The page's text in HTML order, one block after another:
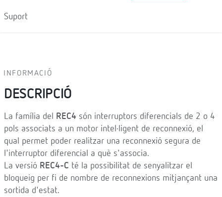
Suport
INFORMACIÓ
DESCRIPCIÓ
La família del REC4 són interruptors diferencials de 2 o 4
pols associats a un motor intel·ligent de reconnexió, el
qual permet poder realitzar una reconnexió segura de
l'interruptor diferencial a què s'associa.
La versió REC4-C té la possibilitat de senyalitzar el
bloqueig per fi de nombre de reconnexions mitjançant una
sortida d'estat.